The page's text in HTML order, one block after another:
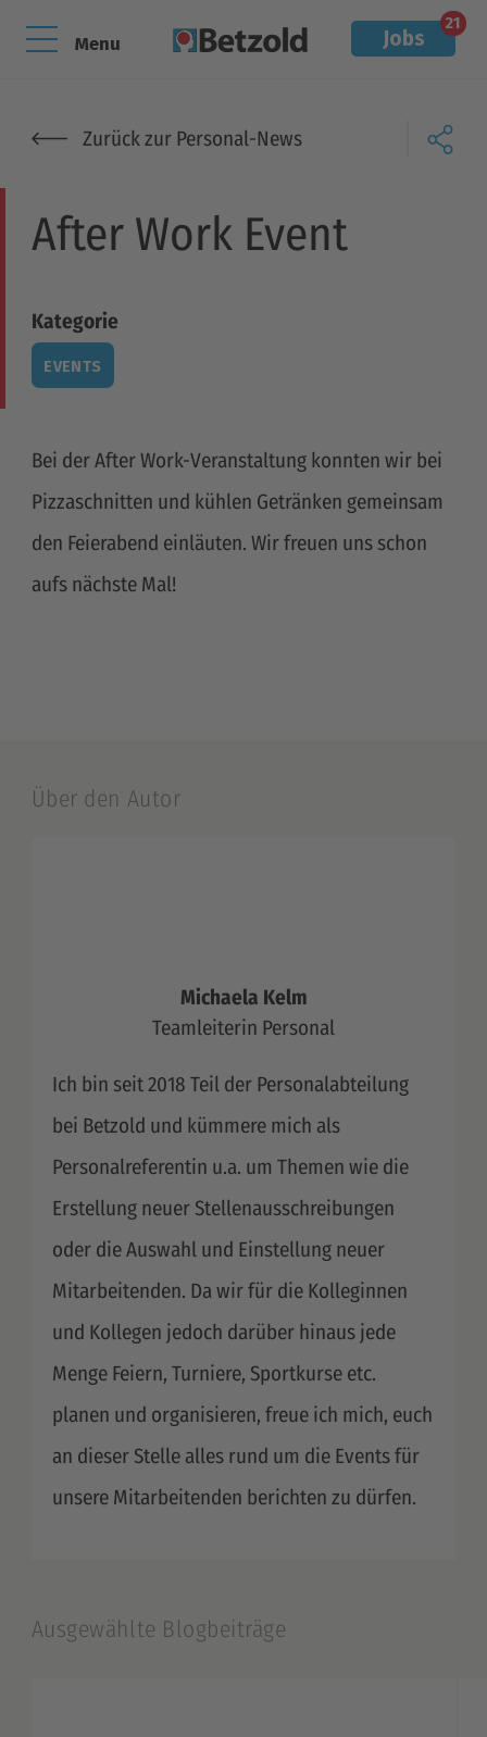
Menu
Zurück zur Personal-News
Jobs
21
After Work Event
Kategorie
EVENTS
Bei der After Work-Veranstaltung konnten wir bei
Pizzaschnitten und kühlen Getränken gemeinsam
den Feierabend einläuten. Wir freuen uns schon
aufs nächste Mal!
Über den Autor
Michaela Kelm
Teamleiterin Personal
Ich bin seit 2018 Teil der Personalabteilung
bei Betzold und kümmere mich als
Personalreferentin u.a. um Themen wie die
Erstellung neuer Stellenausschreibungen
oder die Auswahl und Einstellung neuer
Mitarbeitenden. Da wir für die Kolleginnen
und Kollegen jedoch darüber hinaus jede
Menge Feiern, Turniere, Sportkurse etc.
planen und organisieren, freue ich mich, euch
an dieser Stelle alles rund um die Events für
unsere Mitarbeitenden berichten zu dürfen.
Ausgewählte Blogbeiträge